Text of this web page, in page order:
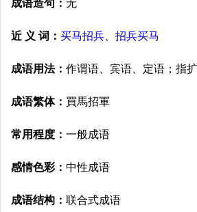
成语造句： 无
近 义 词： 买马招兵 招兵买马
成语用法： 作谓语、宾语、定语；指
成语繁体： 買馬招軍
常用程度： 一般成语
感情色彩： 中性成语
成语结构： 联合式成语